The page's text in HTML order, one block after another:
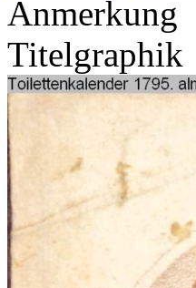
Anmerkung
Titelgraphik